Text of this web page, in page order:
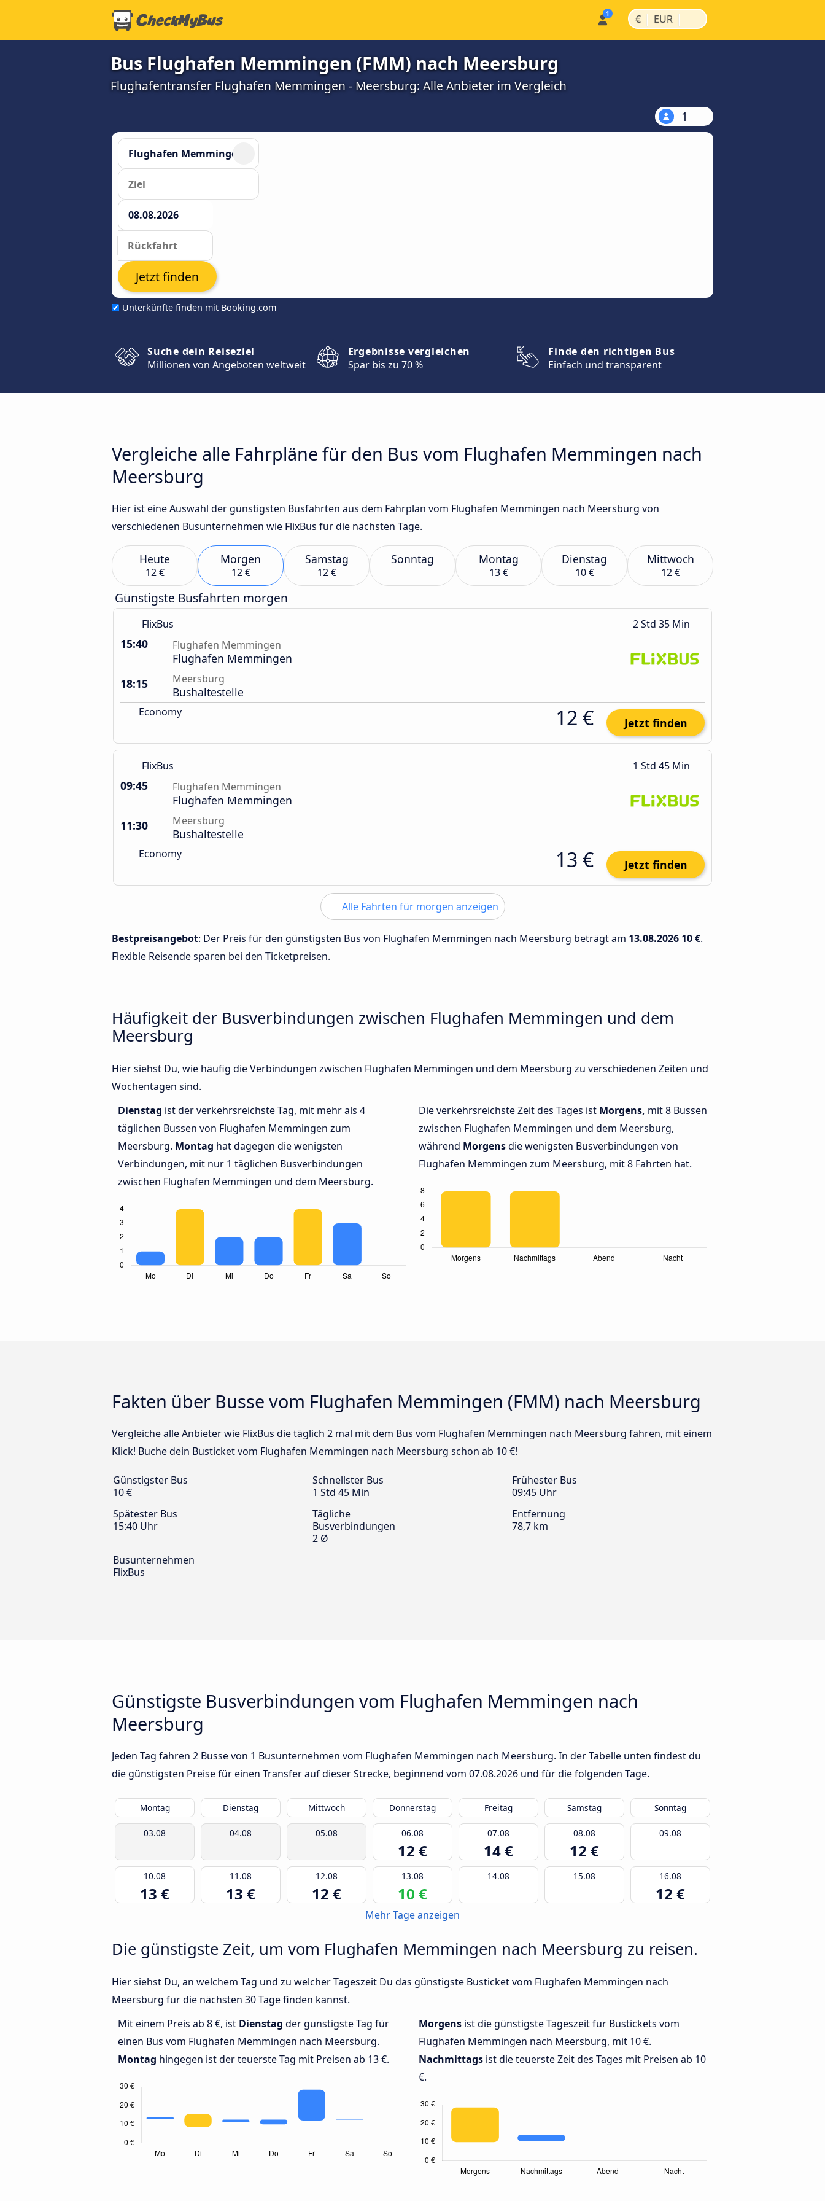
€ | EUR |
Bus Flughafen Memmingen (FMM) nach Meersburg
Flughafentransfer Flughafen Memmingen - Meersburg: Alle Anbieter im Vergleich
1
Unterkünfte finden mit Booking.com
Jetzt finden
Suche dein Reiseziel
Millionen von Angeboten weltweit
Ergebnisse vergleichen
Spar bis zu 70 %
Finde den richtigen Bus
Einfach und transparent
Vergleiche alle Fahrpläne für den Bus vom Flughafen Memmingen nach
Meersburg
Hier ist eine Auswahl der günstigsten Busfahrten aus dem Fahrplan vom Flughafen Memmingen nach Meersburg von
verschiedenen Busunternehmen wie FlixBus für die nächsten Tage.
Heute
12 €
Morgen
12 €
Samstag
12 €
Sonntag Montag
13 €
Dienstag
10 €
Mittwoch
12 €
Günstigste Busfahrten morgen
FlixBus 2 Std 35 Min
15:40 Flughafen Memmingen
Flughafen Memmingen
18:15
Meersburg
Bushaltestelle
Economy 12 € Jetzt finden
FlixBus 1 Std 45 Min
09:45 Flughafen Memmingen
Flughafen Memmingen
11:30
Meersburg
Bushaltestelle
Economy 13 € Jetzt finden
Alle Fahrten für morgen anzeigen
Bestpreisangebot: Der Preis für den günstigsten Bus von Flughafen Memmingen nach Meersburg beträgt am 13.08.2026 10 €.
Flexible Reisende sparen bei den Ticketpreisen.
Häufigkeit der Busverbindungen zwischen Flughafen Memmingen und dem
Meersburg
Hier siehst Du, wie häufig die Verbindungen zwischen Flughafen Memmingen und dem Meersburg zu verschiedenen Zeiten und
Wochentagen sind.
Dienstag ist der verkehrsreichste Tag, mit mehr als 4
täglichen Bussen von Flughafen Memmingen zum
Meersburg. Montag hat dagegen die wenigsten
Verbindungen, mit nur 1 täglichen Busverbindungen
zwischen Flughafen Memmingen und dem Meersburg.
Die verkehrsreichste Zeit des Tages ist Morgens, mit 8 Bussen
zwischen Flughafen Memmingen und dem Meersburg,
während Morgensdie wenigsten Busverbindungen von
Flughafen Memmingen zum Meersburg, mit 8 Fahrten hat.
Fakten über Busse vom Flughafen Memmingen (FMM) nach Meersburg
Vergleiche alle Anbieter wie FlixBus die täglich 2 mal mit dem Bus vom Flughafen Memmingen nach Meersburg fahren, mit einem
Klick! Buche dein Busticket vom Flughafen Memmingen nach Meersburg schon ab 10 €!
Günstigster Bus
10 €
Schnellster Bus
1 Std 45 Min
Frühester Bus
09:45 Uhr
Spätester Bus
15:40 Uhr
Tägliche
Busverbindungen
2 Ø
Entfernung
78,7 km
Busunternehmen
FlixBus
Günstigste Busverbindungen vom Flughafen Memmingen nach
Meersburg
Jeden Tag fahren 2 Busse von 1 Busunternehmen vom Flughafen Memmingen nach Meersburg. In der Tabelle unten findest du
die günstigsten Preise für einen Transfer auf dieser Strecke, beginnend vom 07.08.2026 und für die folgenden Tage.
Montag Dienstag Mittwoch Donnerstag Freitag Samstag Sonntag
03.08 04.08 05.08 06.08
12 €
07.08
14 €
08.08
12 €
09.08
10.08
13 €
11.08
13 €
12.08
12 €
13.08
10 €
14.08 15.08 16.08
12 €
Mehr Tage anzeigen
Die günstigste Zeit, um vom Flughafen Memmingen nach Meersburg zu reisen.
Hier siehst Du, an welchem Tag und zu welcher Tageszeit Du das günstigste Busticket vom Flughafen Memmingen nach
Meersburg für die nächsten 30 Tage finden kannst.
Mit einem Preis ab 8 €, ist Dienstag der günstigste Tag für
einen Bus vom Flughafen Memmingen nach Meersburg.
Montag hingegen ist der teuerste Tag mit Preisen ab 13 €.
Morgens ist die günstigste Tageszeit für Bustickets vom
Flughafen Memmingen nach Meersburg, mit 10 €.
Nachmittags ist die teuerste Zeit des Tages mit Preisen ab 10
€.